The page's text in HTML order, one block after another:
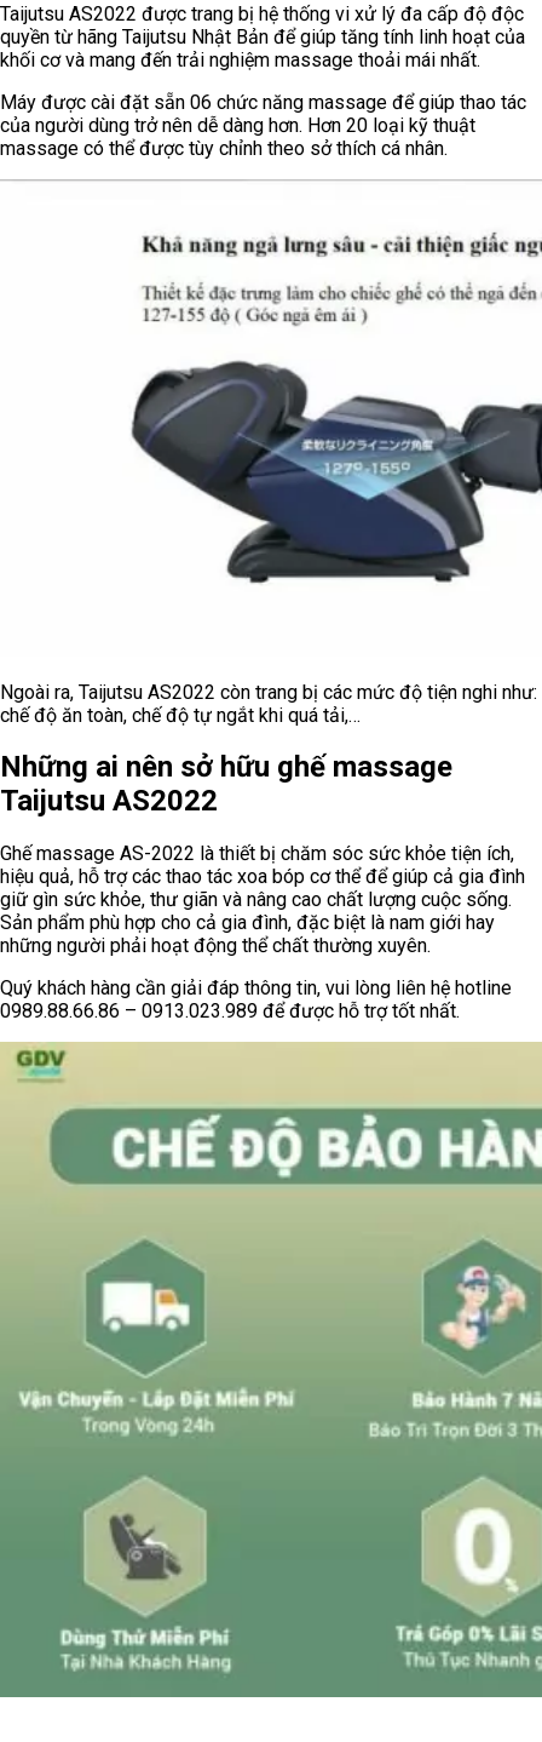
Taijutsu AS2022 được trang bị hệ thống vi xử lý đa cấp độ độc
quyền từ hãng Taijutsu Nhật Bản để giúp tăng tính linh hoạt của
khối cơ và mang đến trải nghiệm massage thoải mái nhất.
Máy được cài đặt sẵn 06 chức năng massage để giúp thao tác
của người dùng trở nên dễ dàng hơn. Hơn 20 loại kỹ thuật
massage có thể được tùy chỉnh theo sở thích cá nhân.
Ngoài ra, Taijutsu AS2022 còn trang bị các mức độ tiện nghi như:
chế độ ăn toàn, chế độ tự ngắt khi quá tải,…
Những ai nên sở hữu ghế massage
Taijutsu AS2022
Ghế massage AS-2022 là thiết bị chăm sóc sức khỏe tiện ích,
hiệu quả, hỗ trợ các thao tác xoa bóp cơ thể để giúp cả gia đình
giữ gìn sức khỏe, thư giãn và nâng cao chất lượng cuộc sống.
Sản phẩm phù hợp cho cả gia đình, đặc biệt là nam giới hay
những người phải hoạt động thể chất thường xuyên.
Quý khách hàng cần giải đáp thông tin, vui lòng liên hệ hotline
0989.88.66.86 – 0913.023.989 để được hỗ trợ tốt nhất.